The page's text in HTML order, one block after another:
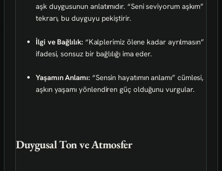
aşk duygusunun anlatımıdır. “Seni seviyorum aşkım”
tekrarı, bu duyguyu pekiştirir.
İlgi ve Bağlılık: “Kalplerimiz ölene kadar ayrılmasın”
ifadesi, sonsuz bir bağlılığı ima eder.
Yaşamın Anlamı: “Sensin hayatımın anlamı” cümlesi,
aşkın yaşamı yönlendiren güç olduğunu vurgular.
Duygusal Ton ve Atmosfer